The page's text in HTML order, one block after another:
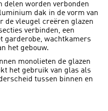
delen worden verbonden
dak in de vorm van
de vleugel creëren glazen
verbinden, een
garderobe, wachtkamers
het gebouw.
monolieten de glazen
het gebruik van glas als
tussen binnen en